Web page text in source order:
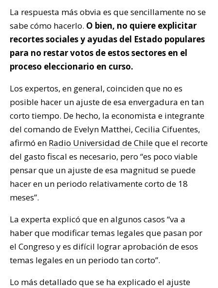
La respuesta más obvia es que sencillamente no se
sabe cómo hacerlo. O bien, no quiere explicitar
recortes sociales y ayudas del Estado populares
para no restar votos de estos sectores en el
proceso eleccionario en curso.
Los expertos, en general, coinciden que no es
posible hacer un ajuste de esa envergadura en tan
corto tiempo. De hecho, la economista e integrante
del comando de Evelyn Matthei, Cecilia Cifuentes,
afirmó en Radio Universidad de Chileque el recorte
del gasto fiscal es necesario, pero “es poco viable
pensar que un ajuste de esa magnitud se puede
hacer en un periodo relativamente corto de 18
meses”.
La experta explicó que en algunos casos “va a
haber que modificar temas legales que pasan por
el Congreso y es difícil lograr aprobación de esos
temas legales en un periodo tan corto”.
Lo más detallado que se ha explicado el ajuste